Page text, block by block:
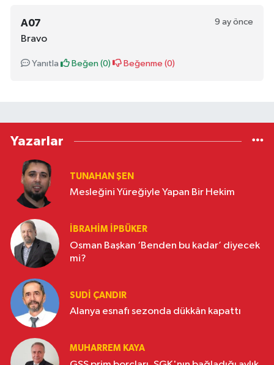
A07 9 ay önce
Bravo
Yanıtla Beğen (0) Beğenme (0)
Yazarlar
TUNAHAN ŞEN
Mesleğini Yüreğiyle Yapan Bir Hekim
İBRAHIM İPBÜKER
Osman Başkan ‘Benden bu kadar’ diyecek
mi?
SUDI ÇANDIR
Alanya esnafı sezonda dükkân kapattı
MUHARREM KAYA